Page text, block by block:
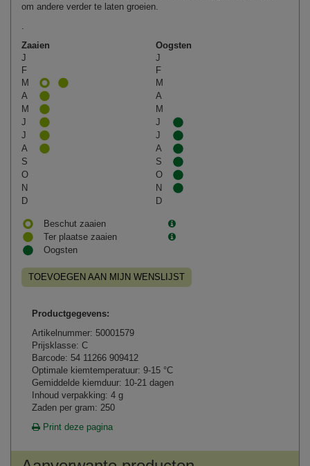
om andere verder te laten groeien.
Zaaien
Oogsten
J
J
F
F
M
M
A
A
M
M
J
J
J
J
A
A
S
S
O
O
N
N
D
D
Beschut zaaien
Ter plaatse zaaien
Oogsten
TOEVOEGEN AAN MIJN WENSLIJST
Productgegevens:
Artikelnummer: 50001579
Prijsklasse: C
Barcode: 54 11266 909412
Optimale kiemtemperatuur: 9-15 °C
Gemiddelde kiemduur: 10-21 dagen
Inhoud verpakking: 4 g
Zaden per gram: 250
Print deze pagina